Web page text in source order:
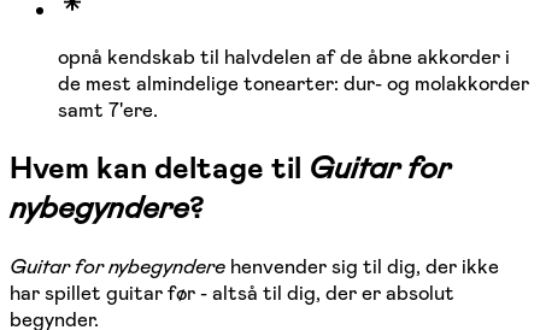
opnå kendskab til halvdelen af de åbne akkorder i
de mest almindelige tonearter: dur- og molakkorder
samt 7'ere.
Hvem kan deltage til Guitar for
nybegyndere?
Guitar for nybegyndere henvender sig til dig, der ikke
har spillet guitar før - altså til dig, der er absolut
begynder.